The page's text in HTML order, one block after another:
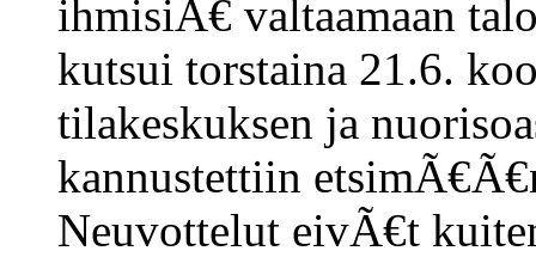
ihmisiÃ€ valtaamaan
kutsui torstaina 21.6.
tilakeskuksen ja
kannustettiin
Neuvottelut eivÃ€t